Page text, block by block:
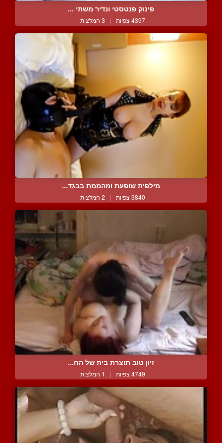
פינוק פנטסטי ונדיר משתי ...
4397 צפיות | 3 המלצות
מילפית שופעת ומהממת בבגד...
3840 צפיות | 2 המלצות
זיון טוב תוצרת בית של הח...
4749 צפיות | 1 המלצות